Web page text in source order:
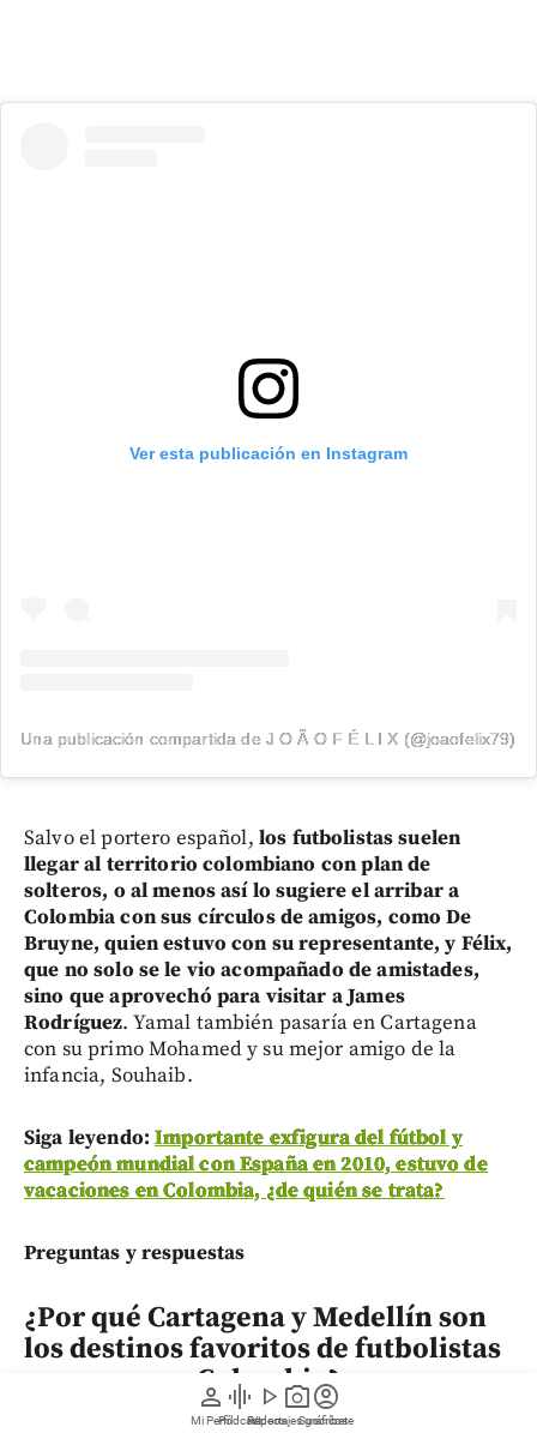
person
Mi Perfil
graphic_eq
Pódcast
play_arrow
Videos
photo_camera
Reportajes gráficos
account_circle
Suscríbete
Ver esta publicación en Instagram
Una publicación compartida de J O Ã O F É L I X (@joaofelix79)
Salvo el portero español, los futbolistas suelen
llegar al territorio colombiano con plan de
solteros, o al menos así lo sugiere el arribar a
Colombia con sus círculos de amigos, como De
Bruyne, quien estuvo con su representante, y Félix,
que no solo se le vio acompañado de amistades,
sino que aprovechó para visitar a James
Rodríguez. Yamal también pasaría en Cartagena
con su primo Mohamed y su mejor amigo de la
infancia, Souhaib.
Siga leyendo:Importante exfigura del fútbol y
campeón mundial con España en 2010, estuvo de
vacaciones en Colombia, ¿de quién se trata?
Preguntas y respuestas
¿Por qué Cartagena y Medellín son
los destinos favoritos de futbolistas
europeos en Colombia?